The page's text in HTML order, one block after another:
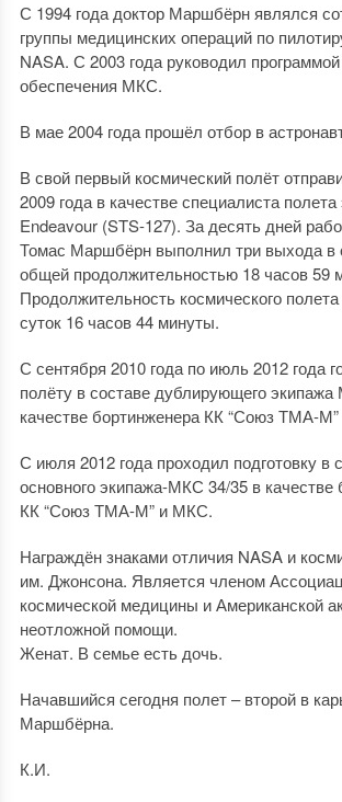
С 1994 года доктор Маршбёрн являлся
группы медицинских операций по
NASA. С 2003 года руководил
обеспечения МКС.
В мае 2004 года прошёл отбор в
В свой первый космический полёт
2009 года в качестве специалиста
Endeavour (STS-127). За десять дней
Томас Маршбёрн выполнил три выхода в
общей продолжительностью 18 часов 59
Продолжительность космического
суток 16 часов 44 минуты.
С сентября 2010 года по июль 2012 года
полёту в составе дублирующего
качестве бортинженера КК “Союз ТМА-
С июля 2012 года проходил подготовку в
основного экипажа-МКС 34/35 в качестве
КК “Союз ТМА-М” и МКС.
Награждён знаками отличия NASA и
им. Джонсона. Является членом
космической медицины и Американской
неотложной помощи.
Женат. В семье есть дочь.
Начавшийся сегодня полет – второй в
Маршбёрна.
К.И.